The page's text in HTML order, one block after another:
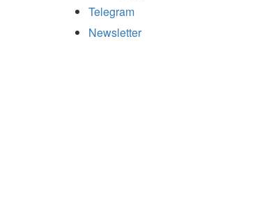
Telegram
Newsletter